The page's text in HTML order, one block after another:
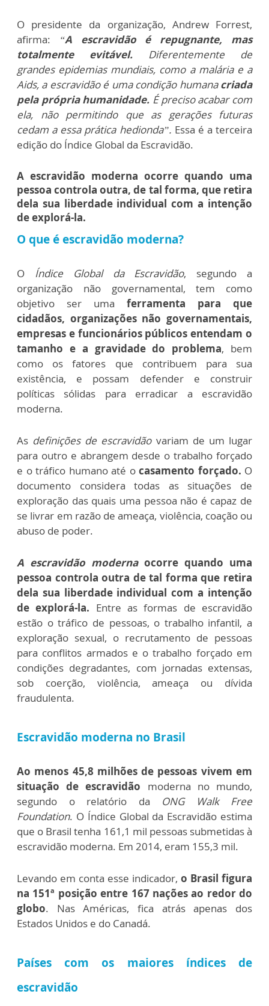
O presidente da organização, Andrew Forrest,
afirma: “A escravidão é repugnante, mas
totalmente evitável. Diferentemente de
grandes epidemias mundiais, como a malária e a
Aids, a escravidão é uma condição humanacriada
pela própria humanidade. É preciso acabar com
ela, não permitindo que as gerações futuras
cedam a essa prática hedionda”. Essa é a terceira
edição do Índice Global da Escravidão.
A escravidão moderna ocorre quando uma
pessoa controla outra, de tal forma, que retira
dela sua liberdade individual com a intenção
de explorá-la.
O que é escravidão moderna?
O Índice Global da Escravidão, segundo a
organização não governamental, tem como
objetivo ser uma ferramenta para que
cidadãos, organizações não governamentais,
empresas e funcionários públicos entendam o
tamanho e a gravidade do problema, bem
como os fatores que contribuem para sua
existência, e possam defender e construir
políticas sólidas para erradicar a escravidão
moderna.
As definições de escravidãovariam de um lugar
para outro e abrangem desde o trabalho forçado
e o tráfico humano até o casamento forçado. O
documento considera todas as situações de
exploração das quais uma pessoa não é capaz de
se livrar em razão de ameaça, violência, coação ou
abuso de poder.
A escravidão modernaocorre quando uma
pessoa controla outra de tal forma que retira
dela sua liberdade individual com a intenção
de explorá-la. Entre as formas de escravidão
estão o tráfico de pessoas, o trabalho infantil, a
exploração sexual, o recrutamento de pessoas
para conflitos armados e o trabalho forçado em
condições degradantes, com jornadas extensas,
sob coerção, violência, ameaça ou dívida
fraudulenta.
Escravidão moderna no Brasil
Ao menos 45,8 milhões de pessoas vivem em
situação de escravidão moderna no mundo,
segundo o relatório da ONG Walk Free
Foundation. O Índice Global da Escravidão estima
que o Brasil tenha 161,1 mil pessoas submetidas à
escravidão moderna. Em 2014, eram 155,3 mil.
Levando em conta esse indicador, o Brasil figura
na 151ª posição entre 167 nações ao redor do
globo. Nas Américas, fica atrás apenas dos
Estados Unidos e do Canadá.
Países com os maiores índices de
escravidão